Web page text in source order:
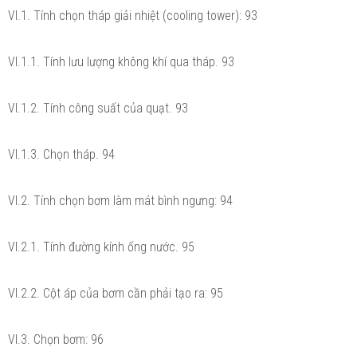
VI.1. Tính chọn tháp giải nhiệt (cooling tower): 93
VI.1.1. Tính lưu lượng không khí qua tháp. 93
VI.1.2. Tính công suất của quạt. 93
VI.1.3. Chọn tháp. 94
VI.2. Tính chọn bơm làm mát bình ngưng: 94
VI.2.1. Tính đường kính ống nước. 95
VI.2.2. Cột áp của bơm cần phải tạo ra: 95
VI.3. Chọn bơm: 96